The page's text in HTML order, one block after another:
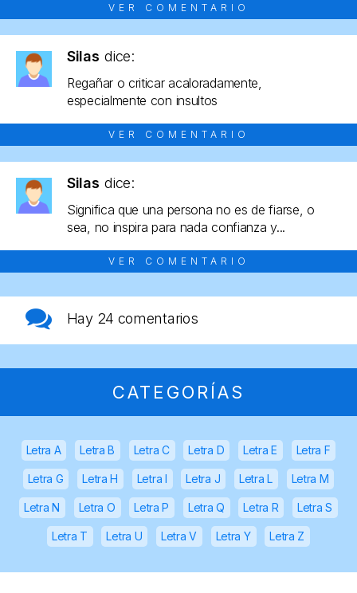
VER COMENTARIO
Silas dice:
Regañar o criticar acaloradamente,
especialmente con insultos
VER COMENTARIO
Silas dice:
Significa que una persona no es de fiarse, o
sea, no inspira para nada confianza y...
VER COMENTARIO
Hay 24 comentarios
CATEGORÍAS
Letra A Letra B Letra C Letra D Letra E Letra F
Letra G Letra H Letra I Letra J Letra L Letra M
Letra N Letra O Letra P Letra Q Letra R Letra S
Letra T Letra U Letra V Letra Y Letra Z